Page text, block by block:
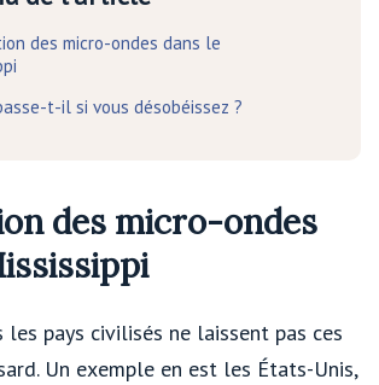
des micro-ondes dans le
t-il si vous désobéissez ?
des micro-ondes
les pays civilisés ne laissent pas ces
Un exemple en est les États-Unis,